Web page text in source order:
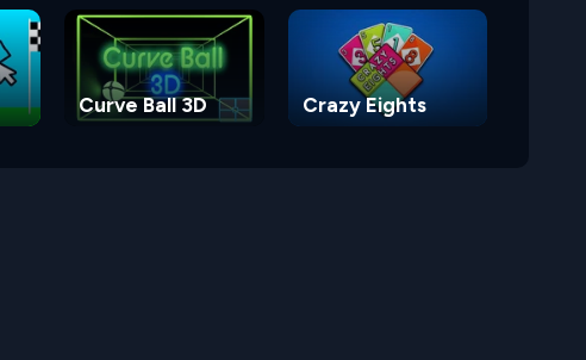
Curve Ball 3D Crazy Eights